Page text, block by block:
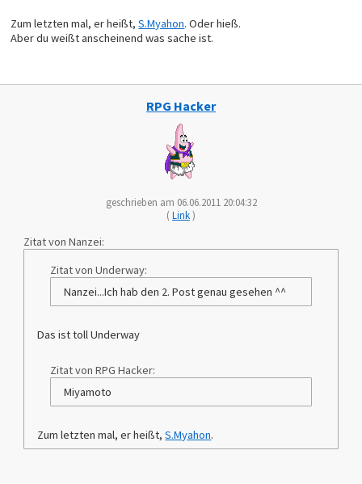
Zum letzten mal, er heißt,S.Myahon. Oder hieß.
Aber du weißt anscheinend was sache ist.
RPG Hacker
geschrieben am 06.06.2011 20:04:32
(Link)
Zitat von Nanzei:
Zitat von Underway:
Nanzei...Ich hab den 2. Post genau gesehen ^^
Das ist toll Underway
Zitat von RPG Hacker:
Miyamoto
Zum letzten mal, er heißt,S.Myahon.